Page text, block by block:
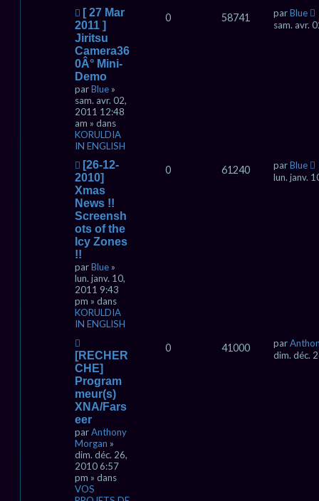
N
o
u
v
e
a
u
m
e
s
s
a
g
e
[ 27 Mar
2011 ]
Jiritsu
Camera36
0Â° Mini-
Demo
parBlue »
sam. avr. 02,
2011 12:48
am » dans
KORULDIA
IN ENGLISH
0 58741 parBlue
sam. avr.
N
o
u
v
e
a
u
m
e
s
s
a
g
e
[26-12-
2010]
Xmas
News !!
Screensh
ots of the
Icy Zones
!!
parBlue »
lun. janv. 10,
2011 9:43
pm » dans
KORULDIA
IN ENGLISH
0 61240 parBlue
lun. janv.
o
u
v
e
a
u
m
e
s
s
a
g
e
[RECHER
CHE]
Program
meur(s)
XNA/Fars
eer
parAnthony
Morgan »
dim. déc. 26,
2010 6:57
pm » dans
VOS
0 41000 par
dim. déc.